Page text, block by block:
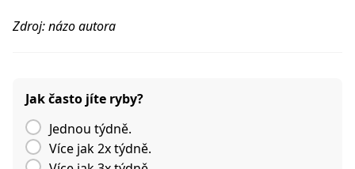
Zdroj: názo autora
Jak často jíte ryby?
Jednou týdně.
Více jak 2x týdně.